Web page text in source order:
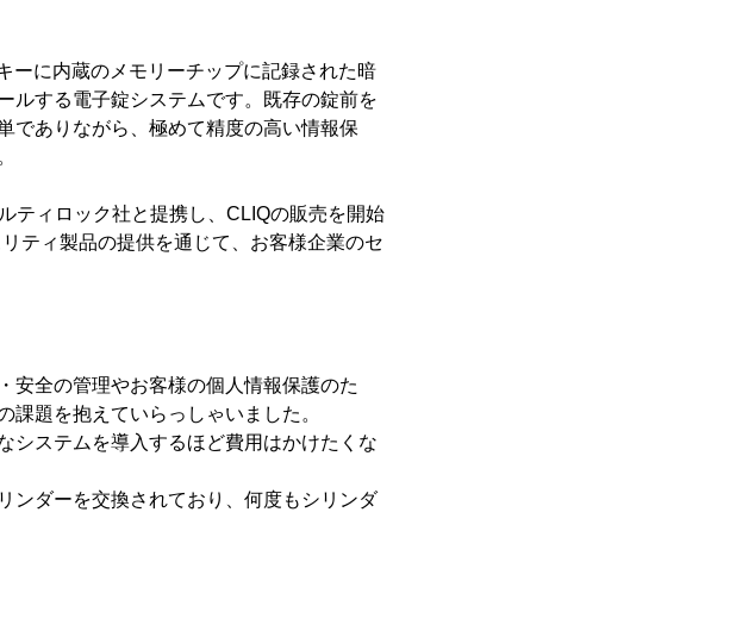
ーに内蔵のメモリーチップに記録された暗
ルする電子錠システムです。既存の錠前を
でありながら、極めて精度の高い情報保
ティロック社と提携し、CLIQの販売を開始
ティ製品の提供を通じて、お客様企業のセ
安全の管理やお客様の個人情報保護のた
題を抱えていらっしゃいました。
システムを導入するほど費用はかけたくな
ンダーを交換されており、何度もシリンダ